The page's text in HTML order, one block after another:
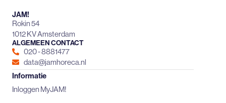
JAM!
Rokin 54
1012 KV Amsterdam
ALGEMEEN CONTACT
020 - 8881477
data@jamhoreca.nl
Informatie
Inloggen MyJAM!